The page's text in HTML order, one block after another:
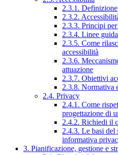
2.3.1. Definizione
2.3.2.
2.3.3. Principi per
2.3.4. Linee
2.3.5. Come
accessibilità
2.3.6.
attuazione
2.3.7. Obiettivi
2.3.8. Normativa
2.4. Privacy
2.4.1. Come
progettazione di
2.4.2. Richiedi il
2.4.3. Le basi del
informativa
3. Pianificazione, gestione e